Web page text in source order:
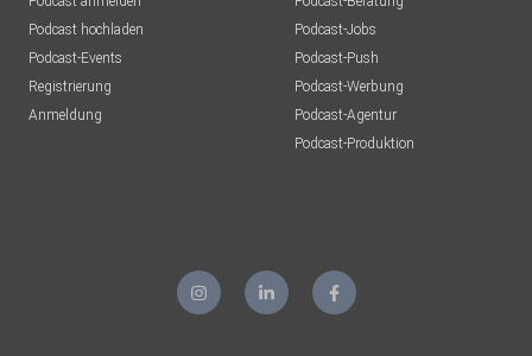
Podcast hochladen
Podcast-Events
Registrierung
Anmeldung
Podcast-Jobs
Podcast-Push
Podcast-Werbung
Podcast-Agentur
Podcast-Produktion